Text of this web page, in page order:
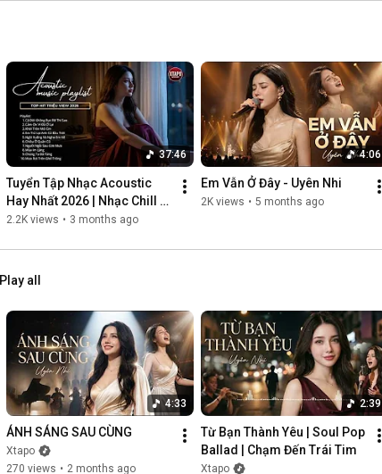
37:46
Tuyển Tập Nhạc Acoustic
Hay Nhất 2026 | Nhạc Chill
Nhẹ Nhàng
2.2K views • 3 months ago
4:06
Em Vẫn Ở Đây - Uyên Nhi
2K views • 5 months ago
Play all
4:33
ÁNH SÁNG SAU CÙNG
Xtapo
270 views • 2 months ago
2:39
Từ Bạn Thành Yêu | Soul Pop
Ballad | Chạm Đến Trái Tim
Xtapo